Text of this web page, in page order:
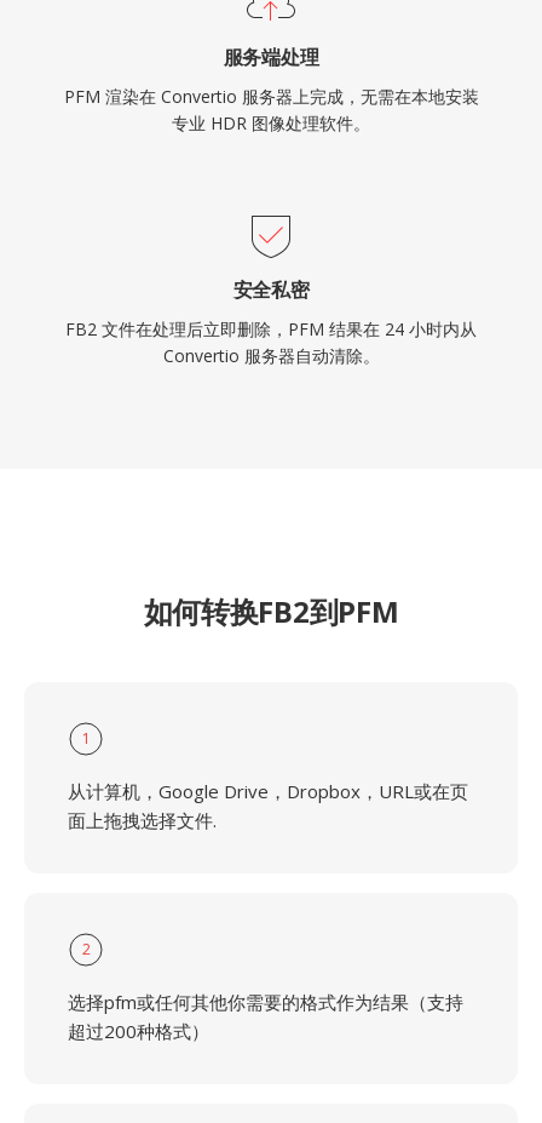
服务端处理
PFM 渲染在 Convertio 服务器上完成，无需在本地安装
专业 HDR 图像处理软件。
安全私密
FB2 文件在处理后立即删除，PFM 结果在 24 小时内从
Convertio 服务器自动清除。
如何转换FB2到PFM
1
从计算机，Google Drive，Dropbox，URL或在页
面上拖拽选择文件.
2
选择pfm或任何其他你需要的格式作为结果（支持
超过200种格式）